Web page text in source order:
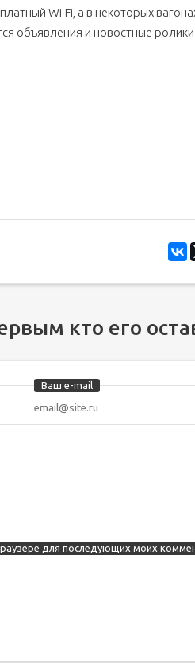
Wi-Fi, а в некоторых
объявления и новостные
кто его
Ваш e-mail
для последующих моих